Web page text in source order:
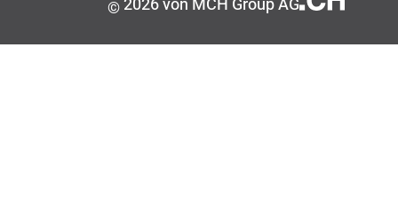
©2026 von MCH Group AG